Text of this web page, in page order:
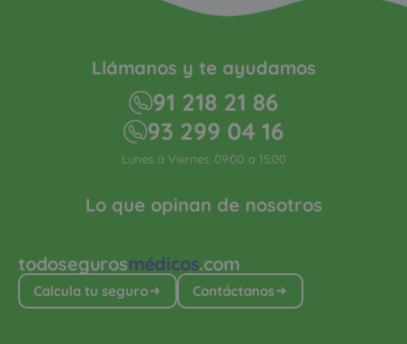
de Seguros. Calle Caleruega, nº 102,
info@globalfinanz.es · Inscrita en el
Registro Mercantil de Madrid, Tomo
B84396662. Inscrita Registro DGSFP
con clave J-2437. Contratado Seguro
de Responsabilidad Civil Profesional
y Seguro de Caución conforme a la